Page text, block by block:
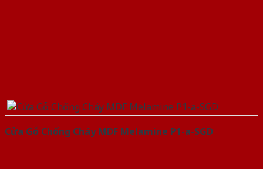
Cửa Gỗ Chống Cháy MDF Melamine P1-a-SGD